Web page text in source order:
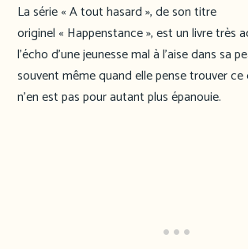
La série « A tout hasard », de son titre
originel « Happenstance », est un livre très
l’écho d’une jeunesse mal à l’aise dans sa
souvent même quand elle pense trouver ce
n’en est pas pour autant plus épanouie.